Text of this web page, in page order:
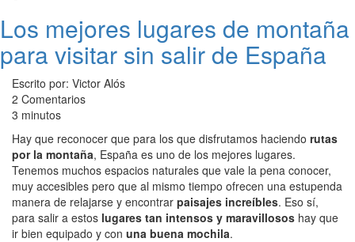
Los mejores lugares de montaña
para visitar sin salir de España
Escrito por: Victor Alós
2 Comentarios
3 minutos
Hay que reconocer que para los que disfrutamos haciendo rutas
por la montaña, España es uno de los mejores lugares.
Tenemos muchos espacios naturales que vale la pena conocer,
muy accesibles pero que al mismo tiempo ofrecen una estupenda
manera de relajarse y encontrar paisajes increíbles. Eso sí,
para salir a estos lugares tan intensos y maravillosos hay que
ir bien equipado y con una buena mochila.